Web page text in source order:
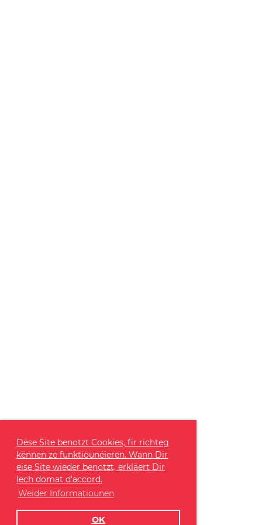
Dëse Site benotzt Cookies, fir richteg
kënnen ze funktiounéieren. Wann Dir
eise Site wieder benotzt, erkläert Dir
Iech domat d'accord.
Weider Informatiounen
OK